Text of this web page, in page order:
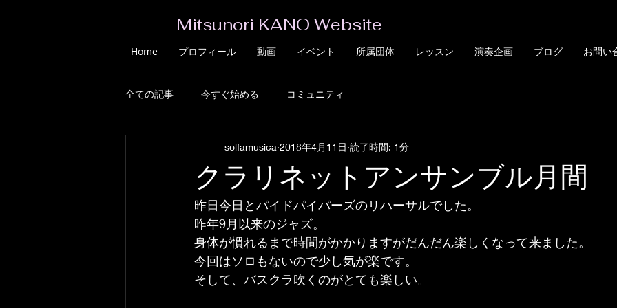
Mitsunori KANO Website
Home プロフィール 動画 イベント 所属団体 レッスン 演奏企画 ブログ お問い
全ての記事 今すぐ始める コミュニティ
クラリネットアンサンブル月間
solfamusica 2018年4月11日 読了時間: 1分
昨日今日とパイドパイパーズのリハーサルでした。
昨年9月以来のジャズ。
身体が慣れるまで時間がかかりますがだんだん楽しくなって来ました。
今回はソロもないので少し気が楽です。
そして、バスクラ吹くのがとても楽しい。